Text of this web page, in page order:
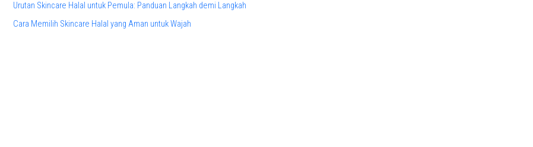
Urutan Skincare Halal untuk Pemula: Panduan Langkah demi Langkah
Cara Memilih Skincare Halal yang Aman untuk Wajah